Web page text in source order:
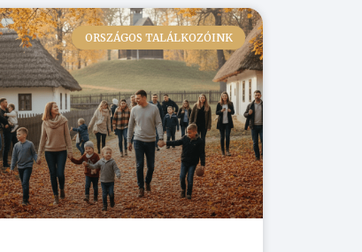
ORSZÁGOS TALÁLKOZÓINK